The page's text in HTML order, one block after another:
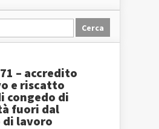
– accredito
e riscatto
congedo di
fuori dal
lavoro